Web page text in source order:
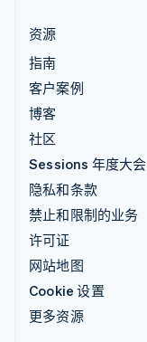
资源
指南
客户案例
博客
社区
Sessions 年度大会
隐私和条款
禁止和限制的业务
许可证
网站地图
Cookie 设置
更多资源